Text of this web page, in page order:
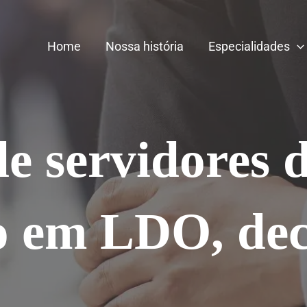
Home Nossa história Especialidades
servidores
em LDO,